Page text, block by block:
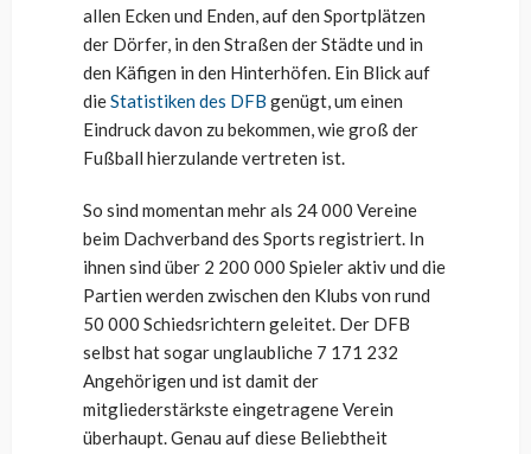
allen Ecken und Enden, auf den Sportplätzen
der Dörfer, in den Straßen der Städte und in
den Käfigen in den Hinterhöfen. Ein Blick auf
dieStatistiken des DFB genügt, um einen
Eindruck davon zu bekommen, wie groß der
Fußball hierzulande vertreten ist.
So sind momentan mehr als 24 000 Vereine
beim Dachverband des Sports registriert. In
ihnen sind über 2 200 000 Spieler aktiv und die
Partien werden zwischen den Klubs von rund
50 000 Schiedsrichtern geleitet. Der DFB
selbst hat sogar unglaubliche 7 171 232
Angehörigen und ist damit der
mitgliederstärkste eingetragene Verein
überhaupt. Genau auf diese Beliebtheit